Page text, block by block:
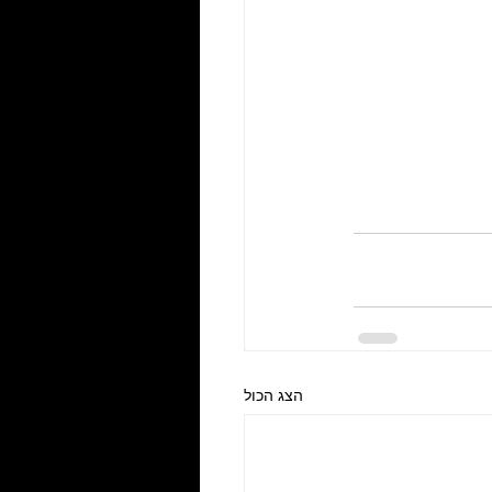
הצג הכול